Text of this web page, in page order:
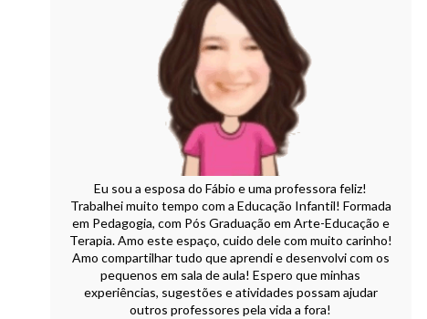
Eu sou a esposa do Fábio e uma professora feliz!
Trabalhei muito tempo com a Educação Infantil! Formada
em Pedagogia, com Pós Graduação em Arte-Educação e
Terapia. Amo este espaço, cuido dele com muito carinho!
Amo compartilhar tudo que aprendi e desenvolvi com os
pequenos em sala de aula! Espero que minhas
experiências, sugestões e atividades possam ajudar
outros professores pela vida a fora!